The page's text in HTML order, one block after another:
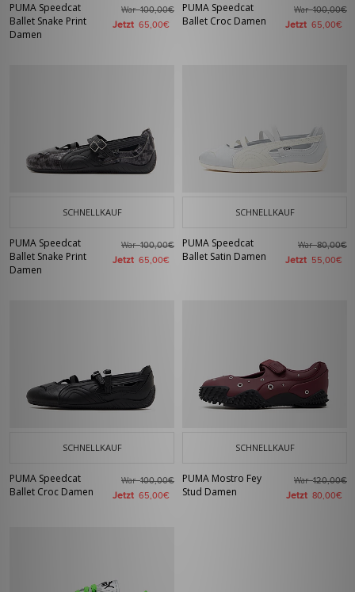
PUMA Speedcat
Ballet Snake Print
Damen
War100,00€
Jetzt 65,00€
PUMA Speedcat
Ballet Croc Damen
War100,00€
Jetzt 65,00€
SCHNELLKAUF
PUMA Speedcat
Ballet Snake Print
Damen
War100,00€
Jetzt 65,00€
SCHNELLKAUF
PUMA Speedcat
Ballet Satin Damen
War80,00€
Jetzt 55,00€
SCHNELLKAUF
PUMA Speedcat
Ballet Croc Damen
War100,00€
Jetzt 65,00€
SCHNELLKAUF
PUMA Mostro Fey
Stud Damen
War120,00€
Jetzt 80,00€